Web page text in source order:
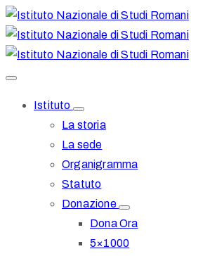
Istituto
La storia
La sede
Organigramma
Statuto
Donazione
Dona Ora
5×1000